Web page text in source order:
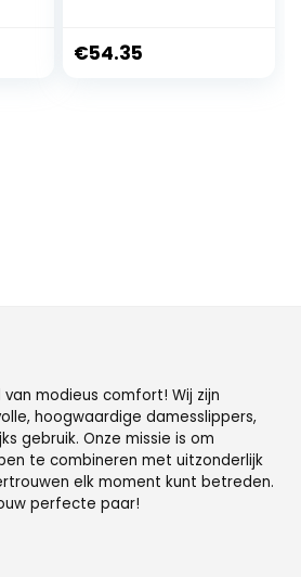
€54.35
modieus comfort! Wij zijn
hoogwaardige damesslippers,
gebruik. Onze missie is om
te combineren met uitzonderlijk
elk moment kunt betreden.
perfecte paar!